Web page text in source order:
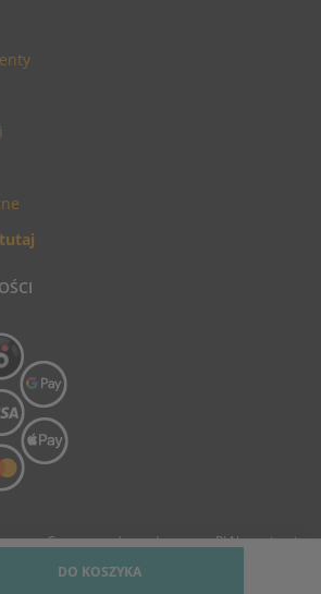
DO KOSZYKA
z o.o. Ceny towarów podane są w PLN, zawierają
kosztów dostawy.